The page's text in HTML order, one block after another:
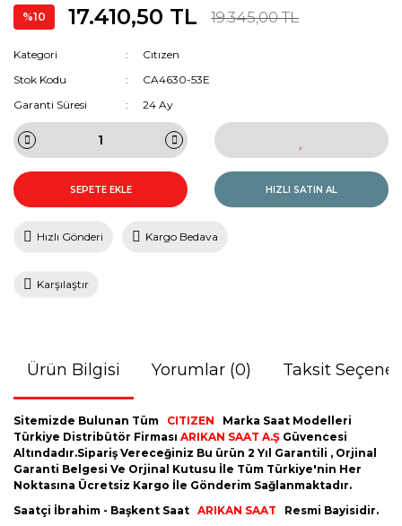
%10 17.410,50 TL 19.345,00 TL
Kategori
Cıtızen
Stok Kodu
CA4630-53E
Garanti Süresi
24 Ay
SEPETE EKLE HIZLI SATIN AL
Hızlı Gönderi Kargo Bedava
Karşılaştır
Ürün Bilgisi Yorumlar (0) Taksit
Sitemizde Bulunan Tüm CITIZEN
Marka Saat Modelleri
Türkiye Distribütör Firması ARIKAN SAAT A.Ş Güvencesi
Altındadır.Sipariş Vereceğiniz Bu ürün 2 Yıl Garantili , Orjinal
Garanti Belgesi Ve Orjinal Kutusu İle Tüm Türkiye'nin Her
Noktasına Ücretsiz Kargo İle Gönderim Sağlanmaktadır.
Saatçi İbrahim - Başkent Saat ARIKAN SAAT Resmi Bayisidir.